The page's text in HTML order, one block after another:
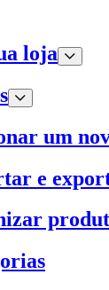
loja
um
e